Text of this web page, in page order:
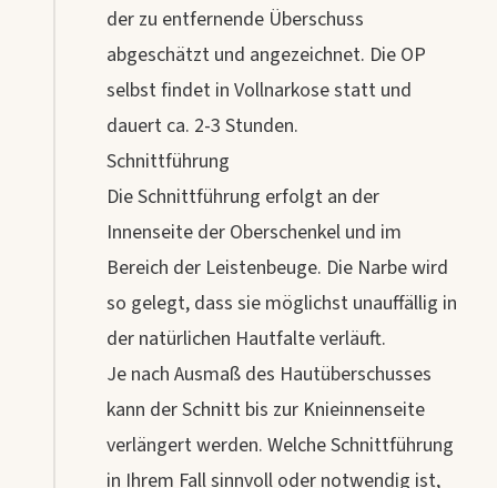
der zu entfernende Überschuss
abgeschätzt und angezeichnet. Die OP
selbst findet in Vollnarkose statt und
dauert ca. 2-3 Stunden.
Schnittführung
Die Schnittführung erfolgt an der
Innenseite der Oberschenkel und im
Bereich der Leistenbeuge. Die Narbe wird
so gelegt, dass sie möglichst unauffällig in
der natürlichen Hautfalte verläuft.
Je nach Ausmaß des Hautüberschusses
kann der Schnitt bis zur Knieinnenseite
verlängert werden. Welche Schnittführung
in Ihrem Fall sinnvoll oder notwendig ist,